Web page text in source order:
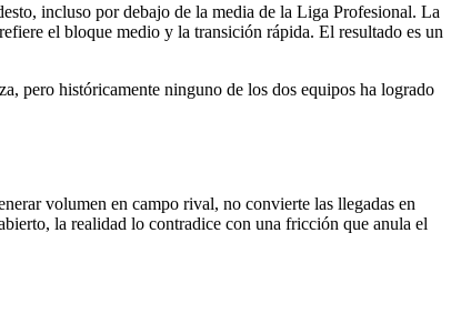
incluso por debajo de la media de la Liga Profesional. La
el bloque medio y la transición rápida. El resultado es un
pero históricamente ninguno de los dos equipos ha logrado
volumen en campo rival, no convierte las llegadas en
la realidad lo contradice con una fricción que anula el